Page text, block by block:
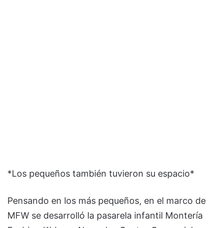
*Los pequeños también tuvieron su espacio*
Pensando en los más pequeños, en el marco de
MFW se desarrolló la pasarela infantil Montería